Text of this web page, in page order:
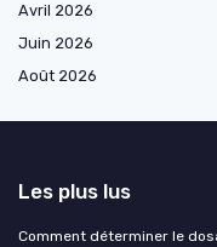
Avril 2026
Juin 2026
Août 2026
Les plus lus
Comment déterminer le